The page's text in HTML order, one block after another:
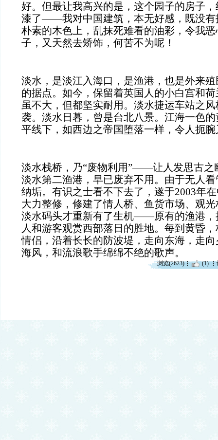
好。但最让我高兴的是，这个园子的房子
漆了——我对中国建筑，本无好感，既没有
朴素的木色上，乱抹死难看的油彩，令我
子，又天然去矫饰，何苦不为呢！
淡水，是淡江入海口，是渔港，也是外来
的据点。如今，保留着英国人的小白宫和
虽不大，但都坚实耐用。淡水捷运车站之
袭。淡水日暮，曾是台北八景。江海一色
平线下，如西边之帝国堕落一样，令人扼
淡水栈桥，乃“废物利用”——让人发思古之
淡水第二渔港，早已废弃不用。由于无人
纳垢。有识之士看不下去了，遂于2003年
大力整修，修建了情人桥、鱼货市场、观
淡水码头才重新有了生机——原有的渔港，
人和游客观赏西部落日的胜地。每到黄昏
情侣，沿着长长的防波堤，走向东海，走
海风，和流浪歌手绵绵不绝的歌声。
浏览(2623) (1)